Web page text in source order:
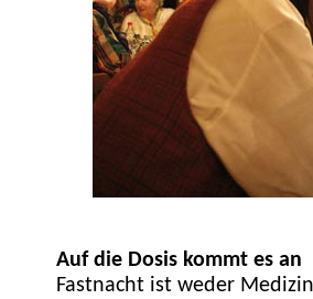
Auf die Dosis kommt es an
Fastnacht ist weder